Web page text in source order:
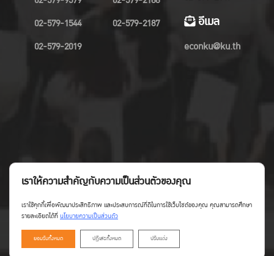
02-579-1544
02-579-2019
02-579-2187
อีเมล
econku@ku.th
Copyright©Faculty of Economics KU
เราให้ความสำคัญกับความเป็นส่วนตัวของคุณ
เราใช้คุกกี้เพื่อพัฒนาประสิทธิภาพ และประสบการณ์ที่ดีในการใช้เว็บไซต์ของคุณ คุณสามารถศึกษา
รายละเอียดได้ที่นโยบายความเป็นส่วนตัว
ยอมรับทั้งหมด ปฏิเสธทั้งหมด ปรับแต่ง